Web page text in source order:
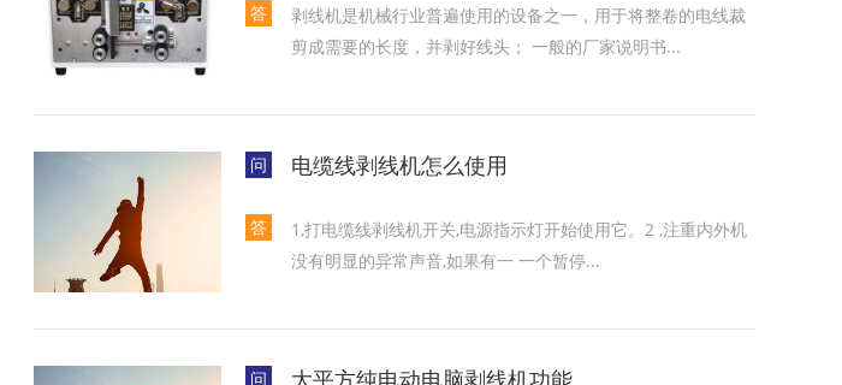
答
剥线机是机械行业普遍使用的设备之一，用于将整卷的电线裁
剪成需要的长度，并剥好线头； 一般的厂家说明书...
问 电缆线剥线机怎么使用
答
1,打电缆线剥线机开关,电源指示灯开始使用它。2 ,注重内外机
没有明显的异常声音,如果有一 一个暂停...
问 大平方纯电动电脑剥线机功能